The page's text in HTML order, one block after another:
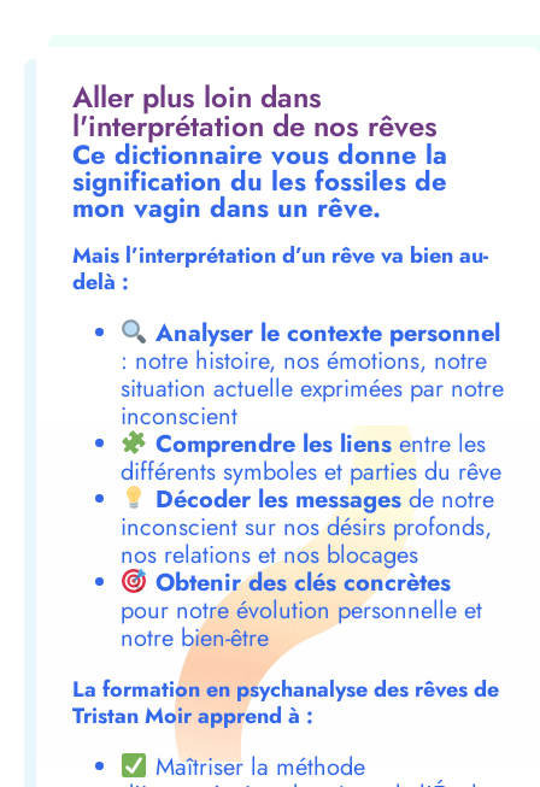
Aller plus loin dans
l'interprétation de nos rêves
Ce dictionnaire vous donne la
signification du les fossiles de
mon vagin dans un rêve.
Mais l’interprétation d’un rêve va bien au-
delà :
Analyser le contexte personnel
: notre histoire, nos émotions, notre
situation actuelle exprimées par notre
inconscient
Comprendre les liensentre les
différents symboles et parties du rêve
Décoder les messagesde notre
inconscient sur nos désirs profonds,
nos relations et nos blocages
Obtenir des clés concrètes
pour notre évolution personnelle et
notre bien-être
La formation en psychanalyse des rêves de
Tristan Moir apprend à :
Maîtriser la méthode